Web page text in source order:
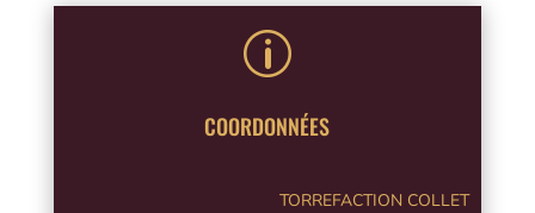
p
COORDONNÉES
TORREFACTION COLLET